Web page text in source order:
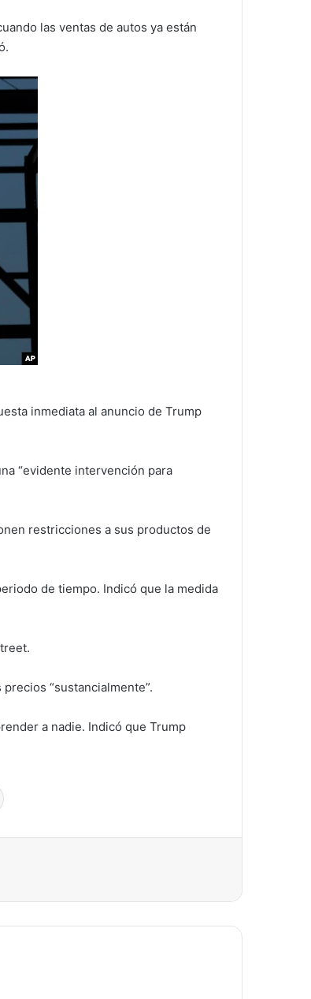
las ventas de autos ya están
inmediata al anuncio de Trump
“evidente intervención para
restricciones a sus productos de
de tiempo. Indicó que la medida
“sustancialmente”.
a nadie. Indicó que Trump